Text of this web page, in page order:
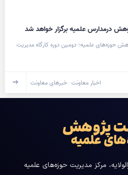
درمدارس علميه برگزار خواهد شد
حوزه‌های علمیه؛ دومین دوره کارگاه‌ مدیریت
اخبار معاونت خبرهای معاونت
پژوهش
علمیه
مرکز مدیریت حوزه‌های علمیه